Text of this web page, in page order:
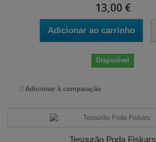
13,00 €
Adicionar ao carrinho
Disponível
Adicionar à comparação
Tesourão Poda Fiskars